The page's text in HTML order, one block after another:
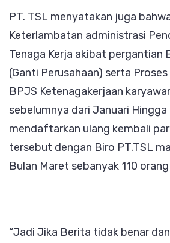
PT. TSL menyatakan juga
Keterlambatan administrasi
Tenaga Kerja akibat pergantian
(Ganti Perusahaan) serta
BPJS Ketenagakerjaan
sebelumnya dari Januari
mendaftarkan ulang kembali
tersebut dengan Biro PT.TSL
Bulan Maret sebanyak 110
“Jadi Jika Berita tidak benar